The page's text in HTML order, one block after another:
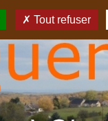
Tout refuser